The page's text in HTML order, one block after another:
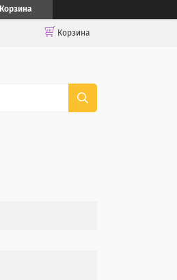
Корзина
Корзина